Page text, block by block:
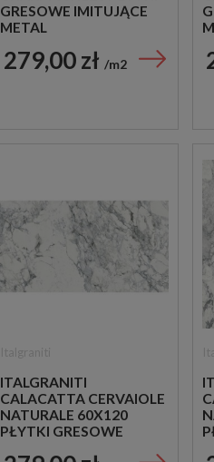
GRESOWE IMITUJĄCE
METAL
279,00 zł m2
ITALGRANITI
CALACATTA CERVAIOLE
NATURALE 60X120
PŁYTKI GRESOWE